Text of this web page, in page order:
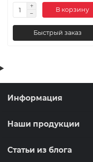
В корзину
Быстрый заказ
Информация
Наши продукции
Статьи из блога